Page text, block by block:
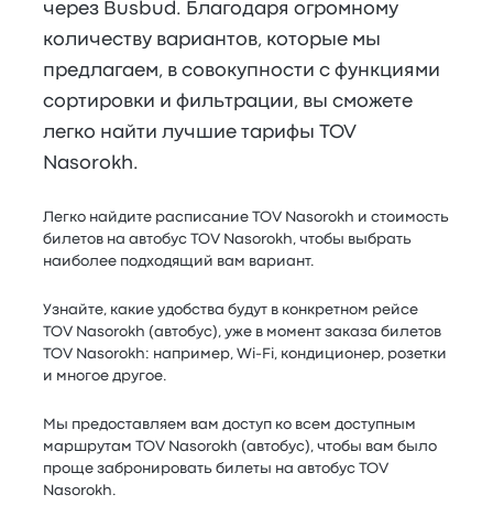
через Busbud. Благодаря огромному
количеству вариантов, которые мы
предлагаем, в совокупности с функциями
сортировки и фильтрации, вы сможете
легко найти лучшие тарифы TOV
Nasorokh.
Легко найдите расписание TOV Nasorokh и стоимость
билетов на автобус TOV Nasorokh, чтобы выбрать
наиболее подходящий вам вариант.
Узнайте, какие удобства будут в конкретном рейсе
TOV Nasorokh (автобус), уже в момент заказа билетов
TOV Nasorokh: например, Wi-Fi, кондиционер, розетки
и многое другое.
Мы предоставляем вам доступ ко всем доступным
маршрутам TOV Nasorokh (автобус), чтобы вам было
проще забронировать билеты на автобус TOV
Nasorokh.